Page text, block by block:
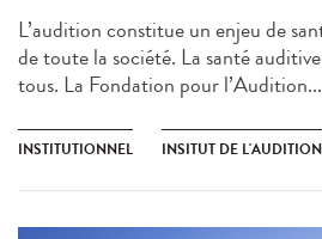
L’audition constitue un enjeu de
de toute la société. La santé
tous. La Fondation pour l’Audition...
INSTITUTIONNEL INSITUT DE L'AUDITION